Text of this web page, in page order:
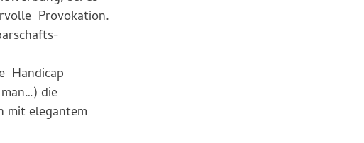
Provokation.
Handicap
die
mit elegantem